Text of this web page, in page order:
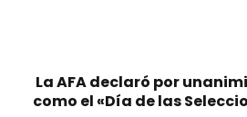
La AFA declaró por
como el «Día de las